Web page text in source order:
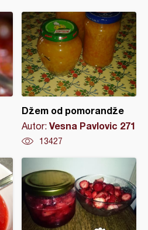
Džem od pomorandže
Autor: Vesna Pavlovic 271
13427